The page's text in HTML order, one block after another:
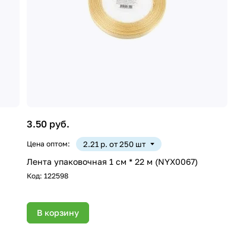
3.50 руб.
Цена оптом: 2.21 р. от 250 шт
Лента упаковочная 1 см * 22 м (NYX0067)
Код: 122598
В корзину